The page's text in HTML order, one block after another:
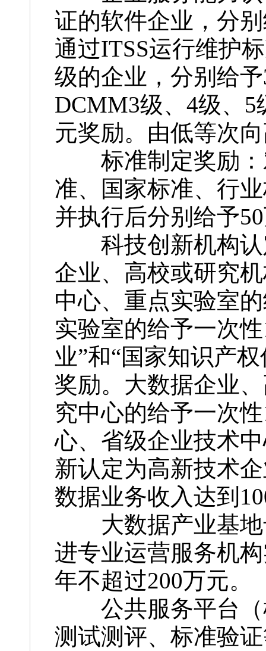
证的软件企业，分
通过ITSS运行维护
级的企业，分别给
DCMM3级、4级、5
元奖励。由低等次
标准制定奖励：
准、国家标准、行
并执行后分别给予
科技创新机构认
企业、高校或研究
中心、重点实验室
实验室的给予一次
业”和“国家知识产
奖励。大数据企业
究中心的给予一次
心、省级企业技术
新认定为高新技术
数据业务收入达到
大数据产业基地
进专业运营服务机
年不超过200万元。
公共服务平台（
测试测评、标准验